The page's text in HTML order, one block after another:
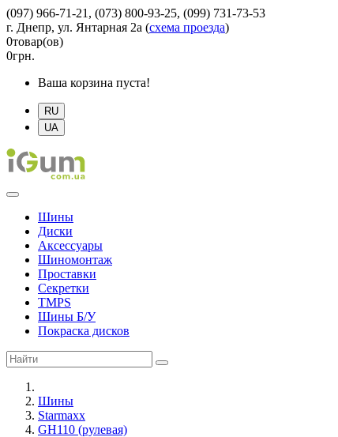
(097) 966-71-21, (073) 800-93-25, (099) 731-73-53
г. Днепр, ул. Янтарная 2а (схема проезда)
0товар(ов)
0грн.
Ваша корзина пуста!
RU
UA
Шины
Диски
Аксессуары
Шиномонтаж
Проставки
Секретки
TMPS
Шины Б/У
Покраска дисков
Шины
Starmaxx
GH110 (рулевая)